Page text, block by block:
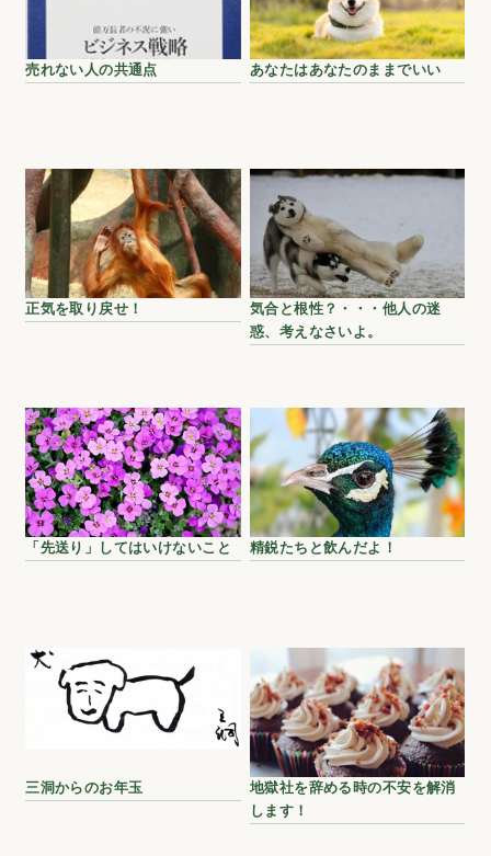
売れない人の共通点 あなたはあなたのままでいい
正気を取り戻せ！
気合と根性？・・・他人の迷
惑、考えなさいよ。
「先送り」してはいけないこと 精鋭たちと飲んだよ！
三洞からのお年玉
地獄社を辞める時の不安を解消
します！